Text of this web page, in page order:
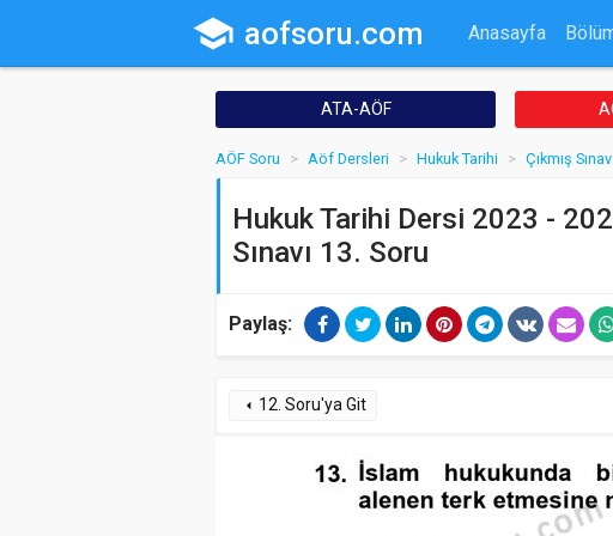
school aofsoru.com Anasayfa
ATA-AÖF
AÖF Soru Aöf Dersleri Hukuk Tarihi Çıkmış
Hukuk Tarihi Dersi 2023 -
Sınavı 13. Soru
Paylaş:
arrow_left 12. Soru'ya Git